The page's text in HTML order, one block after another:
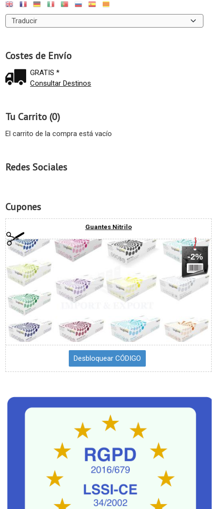
Costes de Envío
GRATIS *
Consultar Destinos
Tu Carrito (0)
El carrito de la compra está vacío
Redes Sociales
Cupones
Guantes Nitrilo
-2%